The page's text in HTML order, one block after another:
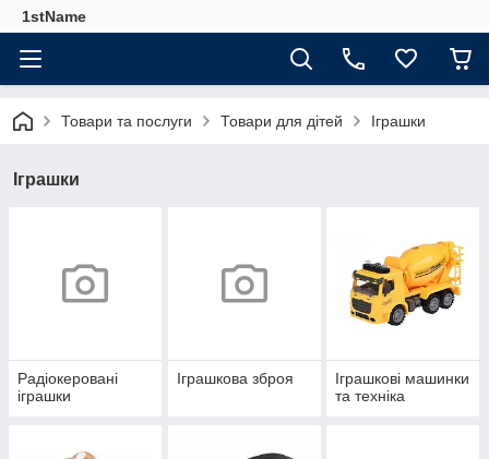
1stName
Товари та послуги Товари для дітей Іграшки
Іграшки
Радіокеровані
іграшки
Іграшкова зброя
Іграшкові машинки
та техніка